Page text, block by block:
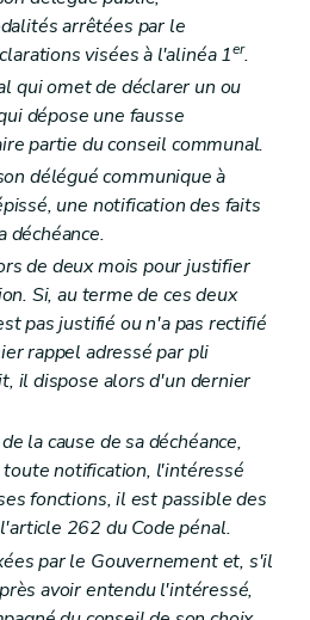
Organes provinciaux
Dispositions générales
1
2
3
4
Le conseil provincial
première Mode de désignation et statut des conseillers provinciaux
5
6
7
8
9
2 Réunions et délibérations du conseil provincial
10
11
12
14
15
16
17
18
19
20
21
arrêtées par le
visées à l'alinéa 1er.
qui omet de déclarer un ou
dépose une fausse
partie du conseil communal.
délégué communique à
une notification des faits
déchéance.
de deux mois pour justifier
Si, au terme de ces deux
pas justifié ou n'a pas rectifié
rappel adressé par pli
il dispose alors d'un dernier
la cause de sa déchéance,
notification, l'intéressé
fonctions, il est passible des
262 du Code pénal.
par le Gouvernement et, s'il
avoir entendu l'intéressé,